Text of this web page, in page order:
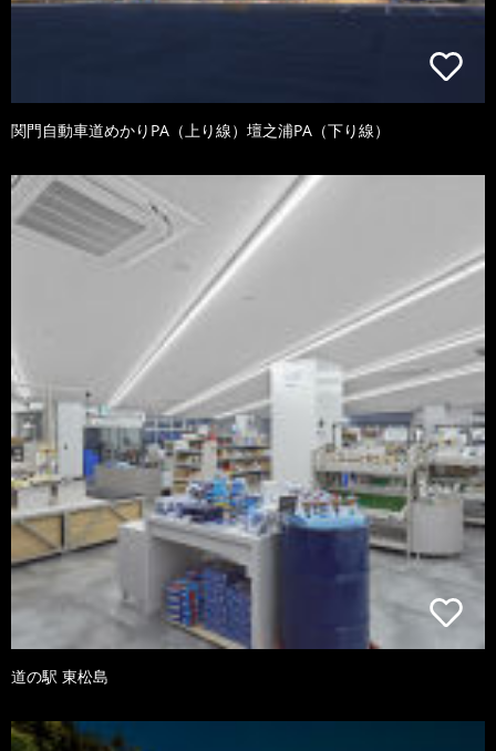
関門自動車道めかりPA（上り線）壇之浦PA（下り線）
道の駅 東松島